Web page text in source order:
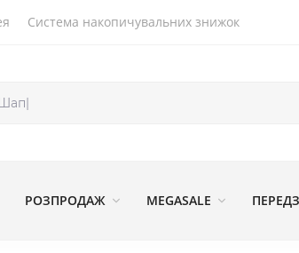
Система накопичувальних знижок
РОЗПРОДАЖ MEGASALE